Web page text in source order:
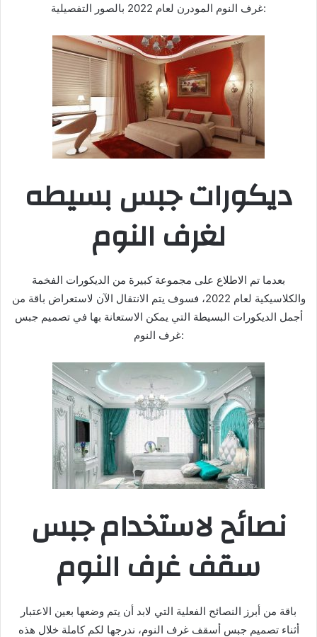
غرف النوم المودرن لعام 2022 بالصور التفصيلية:
ديكورات جبس بسيطه
لغرف النوم
بعدما تم الاطلاع على مجموعة كبيرة من الديكورات الفخمة
والكلاسيكية لعام 2022، فسوف يتم الانتقال الآن لاستعراض باقة من
أجمل الديكورات البسيطة التي يمكن الاستعانة بها في تصميم جبس
غرف النوم:
نصائح لاستخدام جبس
سقف غرف النوم
باقة من أبرز النصائح الفعلية التي لابد أن يتم وضعها بعين الاعتبار
أثناء تصميم جبس أسقف غرف النوم، ندرجها لكم كاملة خلال هذه